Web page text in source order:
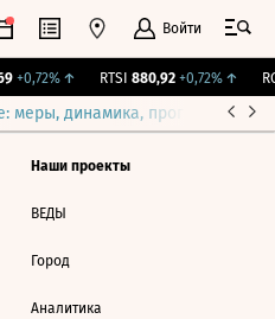
Войти
+0,72%↑ RTSI 880,92 +0,72%↑
меры, динамика, прогнозы
Наши проекты
ВЕДЫ
Город
Аналитика